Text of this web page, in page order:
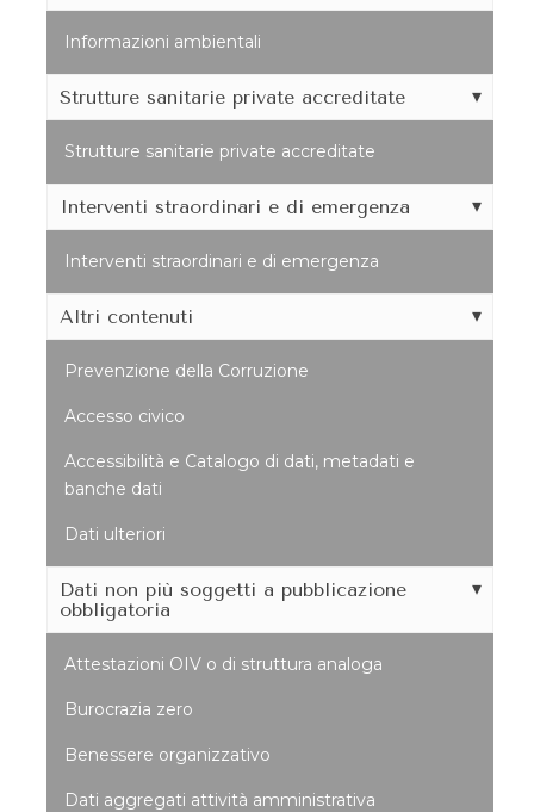
Informazioni ambientali
Strutture sanitarie private accreditate
Strutture sanitarie private accreditate
Interventi straordinari e di emergenza
Interventi straordinari e di emergenza
Altri contenuti
Prevenzione della Corruzione
Accesso civico
Accessibilità e Catalogo di dati, metadati e
banche dati
Dati ulteriori
Dati non più soggetti a pubblicazione
obbligatoria
Attestazioni OIV o di struttura analoga
Burocrazia zero
Benessere organizzativo
Dati aggregati attività amministrativa